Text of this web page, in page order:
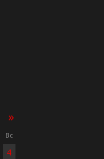
»
Вс
4